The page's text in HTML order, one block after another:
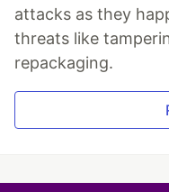
attacks as they
threats like
repackaging.